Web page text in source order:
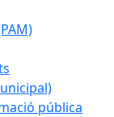
pública